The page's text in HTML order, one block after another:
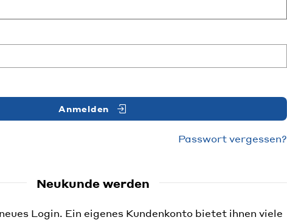
Anmelden
Passwort vergessen?
Neukunde werden
Login. Ein eigenes Kundenkonto bietet ihnen viele